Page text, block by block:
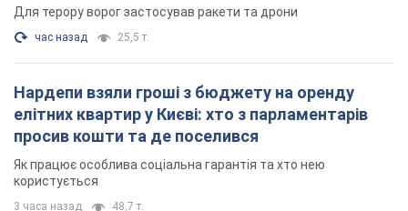
Для терору ворог застосував ракети та дрони
час назад 25,5 т.
Нардепи взяли гроші з бюджету на оренду
елітних квартир у Києві: хто з парламентарів
просив кошти та де поселився
Як працює особлива соціальна гарантія та хто нею
користується
3 часа назад 48,7 т.